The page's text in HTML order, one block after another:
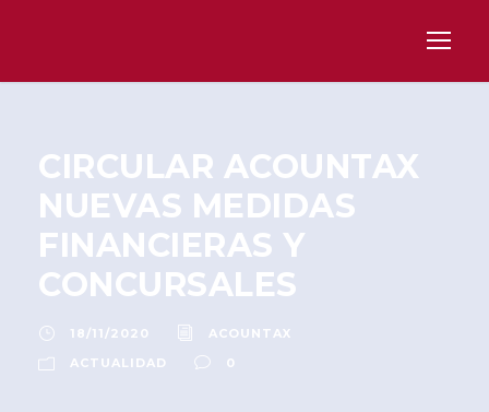
CIRCULAR ACOUNTAX
NUEVAS MEDIDAS
FINANCIERAS Y
CONCURSALES
18/11/2020
ACOUNTAX
ACTUALIDAD
0